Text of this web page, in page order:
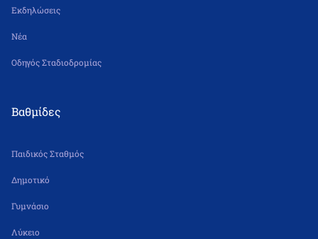
Εκδηλώσεις
Νέα
Οδηγός Σταδιοδρομίας
Βαθμίδες
Παιδικός Σταθμός
Δημοτικό
Γυμνάσιο
Λύκειο